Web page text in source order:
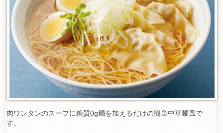
肉ワンタンのスープに糖質0g麺を加えるだけの簡単中華麺風で
す。